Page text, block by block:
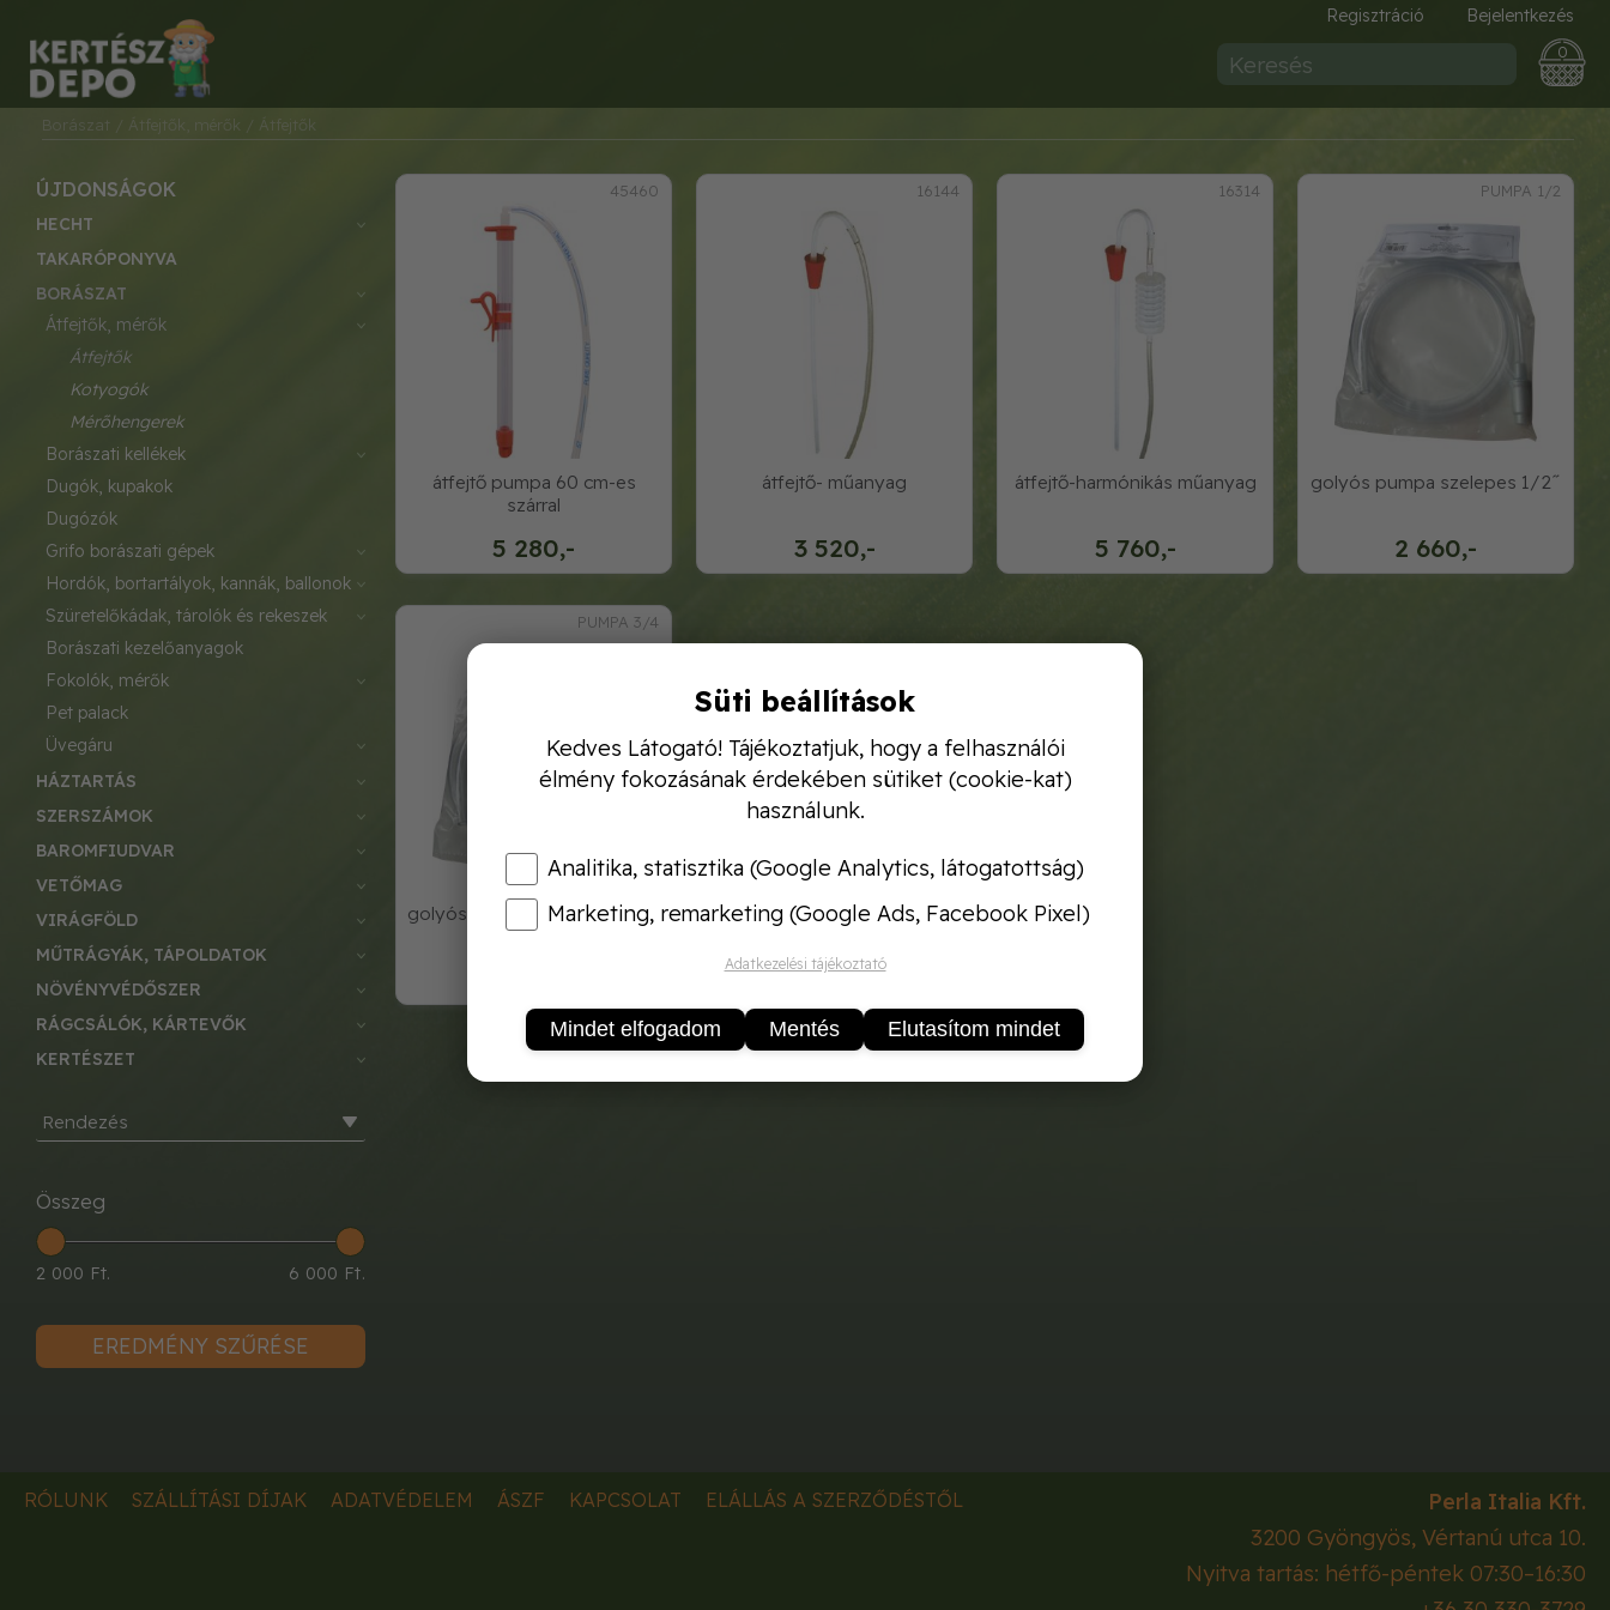
Regisztráció Bejelentkezés
0
Borászat / Átfejtők, mérők / Átfejtők
45460
5 280,-
átfejtő pumpa 60 cm-es
szárral
16144
3 520,-
átfejtő- műanyag
16314
5 760,-
átfejtő-harmónikás műanyag
PUMPA 1/2
2 660,-
golyós pumpa szelepes 1/2˝
PUMPA 3/4
golyós pumpa szelepes 3/4˝
ÚJDONSÁGOK
HECHT
TAKARÓPONYVA
BORÁSZAT
átfejtők, mérők
átfejtők
kotyogók
mérőhengerek
borászati kellékek
dugók, kupakok
dugózók
grifo borászati gépek
hordók, bortartályok, kannák, ballonok
szüretelőkádak, tárolók és rekeszek
borászati kezelőanyagok
fokolók, mérők
pet palack
üvegáru
HÁZTARTÁS
SZERSZÁMOK
BAROMFIUDVAR
VETŐMAG
VIRÁGFÖLD
MŰTRÁGYÁK, TÁPOLDATOK
NÖVÉNYVÉDŐSZER
RÁGCSÁLÓK, KÁRTEVŐK
KERTÉSZET
Rendezés
Összeg
2 000 Ft. 6 000 Ft.
EREDMÉNY SZŰRÉSE
RÓLUNK SZÁLLÍTÁSI DÍJAK ADATVÉDELEM ÁSZF KAPCSOLAT ELÁLLÁS A SZERZŐDÉSTŐL
Perla Italia Kft.
3200 Gyöngyös, Vértanú utca 10.
Nyitva tartás: hétfő-péntek 07:30–16:30
Süti beállítások
Kedves Látogató! Tájékoztatjuk, hogy a felhasználói
élmény fokozásának érdekében sütiket (cookie-kat)
használunk.
Analitika, statisztika (Google Analytics, látogatottság)
Marketing, remarketing (Google Ads, Facebook Pixel)
Adatkezelési tájékoztató
Mindet elfogadom Mentés Elutasítom mindet